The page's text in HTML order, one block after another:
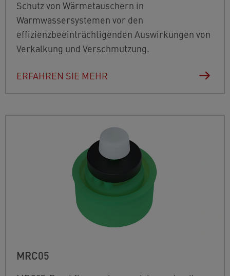
Schutz von Wärmetauschern in
Warmwassersystemen vor den
effizienzbeeinträchtigenden Auswirkungen von
Verkalkung und Verschmutzung.
ERFAHREN SIE MEHR
MRC05